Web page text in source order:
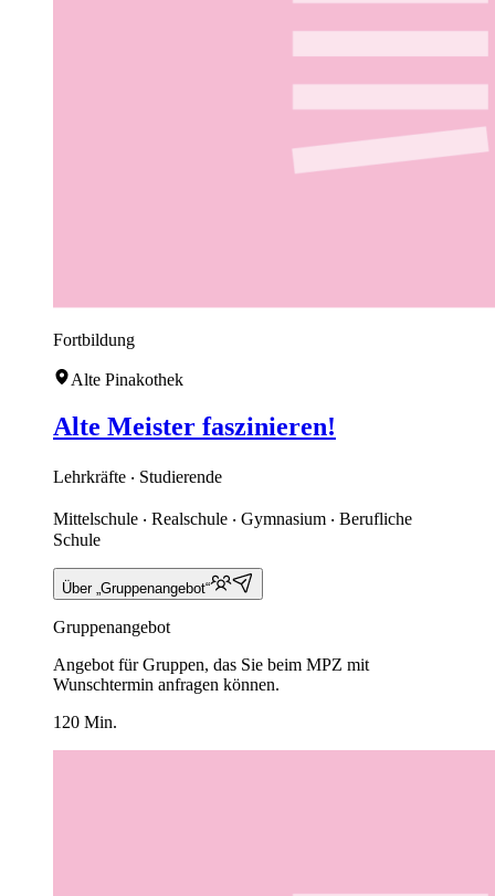
Fortbildung
Alte Pinakothek
Alte Meister faszinieren!
Lehrkräfte ‧ Studierende
Mittelschule ‧ Realschule ‧ Gymnasium ‧ Berufliche
Schule
Über „Gruppenangebot“
Gruppenangebot
Angebot für Gruppen, das Sie beim MPZ mit
Wunschtermin anfragen können.
120 Min.